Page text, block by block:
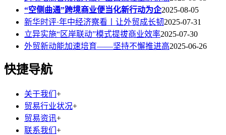
“空侧曲通”跨境商业便当化新行动为企2025-08-05
新华时评·年中经济察看丨让外贸成长韧2025-07-31
立异实施“区岸联动”模式提拔商业效率2025-07-30
外贸新动能加速培育——坚持不懈推进高2025-06-26
快捷导航
关于我们 +
贸易行业状况+
贸易资讯+
联系我们 +